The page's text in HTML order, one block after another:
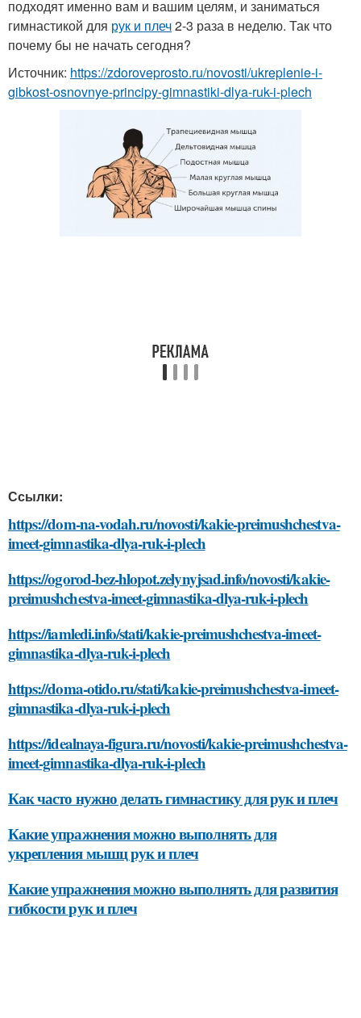
подходят именно вам и вашим целям, и заниматься
гимнастикой для рук и плеч2-3 раза в неделю. Так что
почему бы не начать сегодня?
Источник: https://zdoroveprosto.ru/novosti/ukreplenie-i-
gibkost-osnovnye-principy-gimnastiki-dlya-ruk-i-plech
Ссылки:
https://dom-na-vodah.ru/novosti/kakie-preimushchestva-
imeet-gimnastika-dlya-ruk-i-plech
https://ogorod-bez-hlopot.zelynyjsad.info/novosti/kakie-
preimushchestva-imeet-gimnastika-dlya-ruk-i-plech
https://iamledi.info/stati/kakie-preimushchestva-imeet-
gimnastika-dlya-ruk-i-plech
https://doma-otido.ru/stati/kakie-preimushchestva-imeet-
gimnastika-dlya-ruk-i-plech
https://idealnaya-figura.ru/novosti/kakie-preimushchestva-
imeet-gimnastika-dlya-ruk-i-plech
Как часто нужно делать гимнастику для рук и плеч
Какие упражнения можно выполнять для
укрепления мышц рук и плеч
Какие упражнения можно выполнять для развития
гибкости рук и плеч